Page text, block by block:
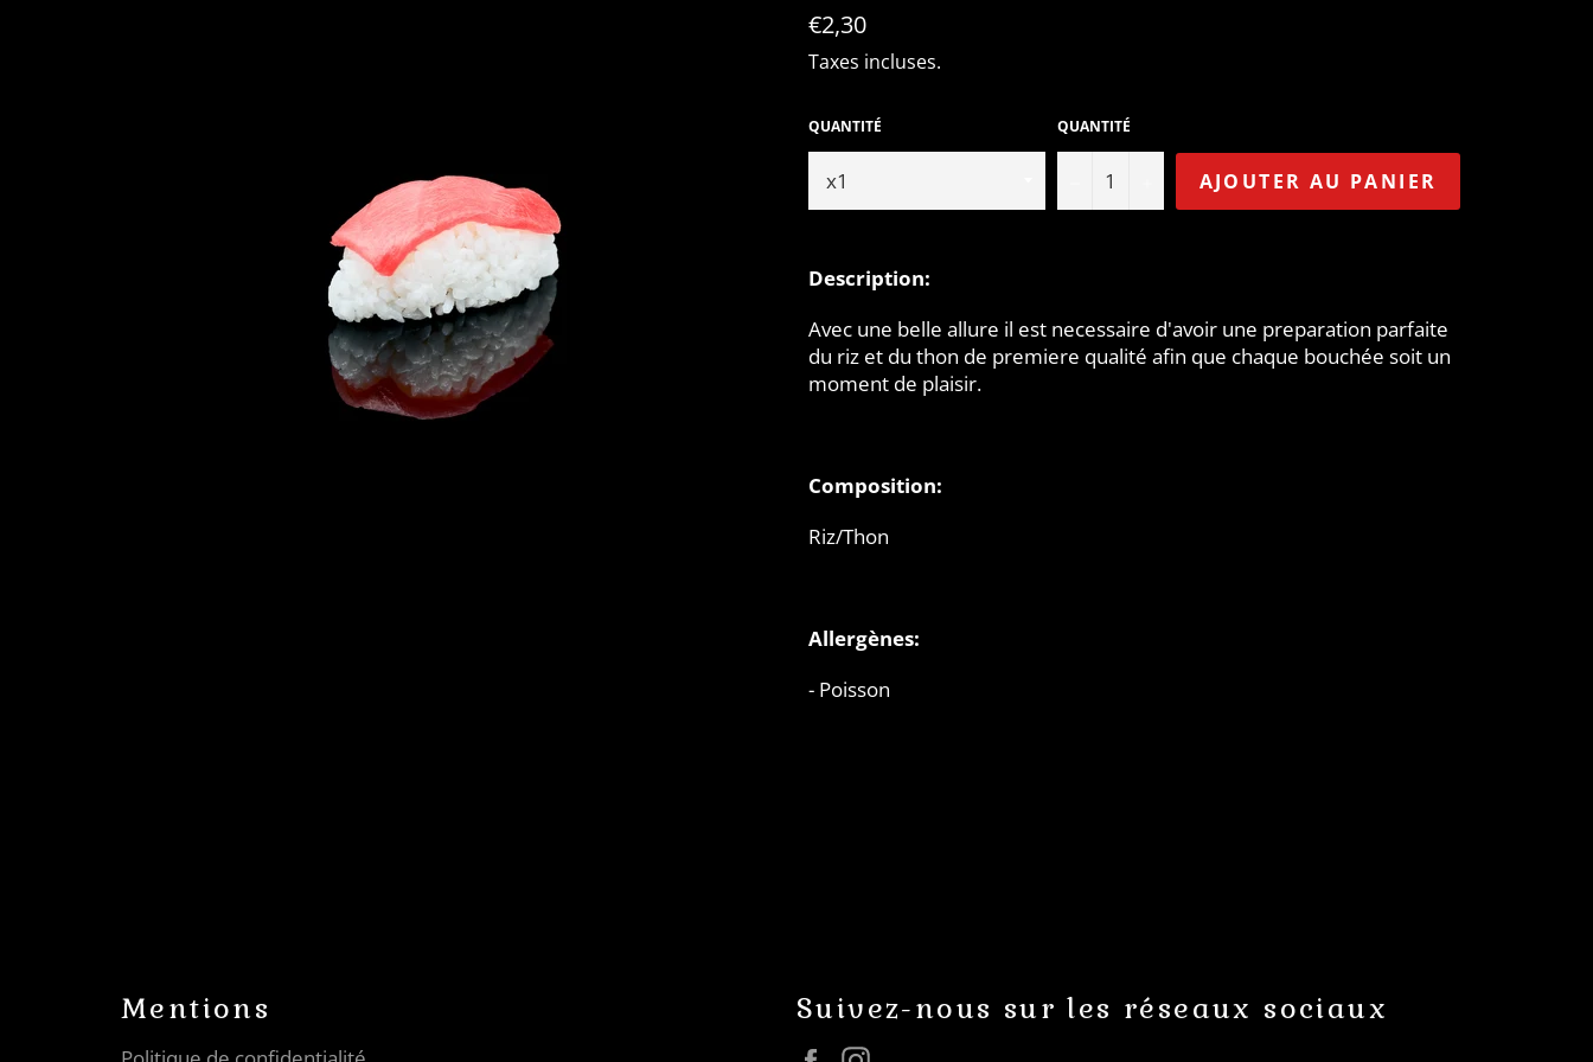
Prix
régulier
€2,30
Taxes incluses.
QUANTITÉ QUANTITÉ
AJOUTER AU PANIER
Description:
Avec une belle allure il est necessaire d'avoir une preparation parfaite
du riz et du thon de premiere qualité afin que chaque bouchée soit un
moment de plaisir.
Composition:
Riz/Thon
Allergènes:
- Poisson
Mentions Suivez-nous sur les réseaux sociaux